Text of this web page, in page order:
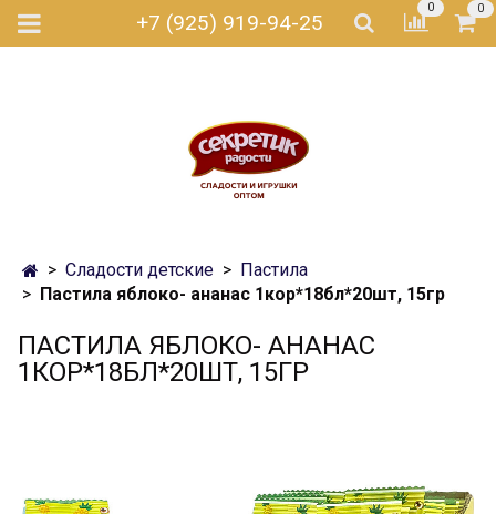
+7 (925) 919-94-25
0 0
Сладости детские
Пастила
Пастила яблоко- ананас 1кор*18бл*20шт, 15гр
ПАСТИЛА ЯБЛОКО- АНАНАС
1КОР*18БЛ*20ШТ, 15ГР